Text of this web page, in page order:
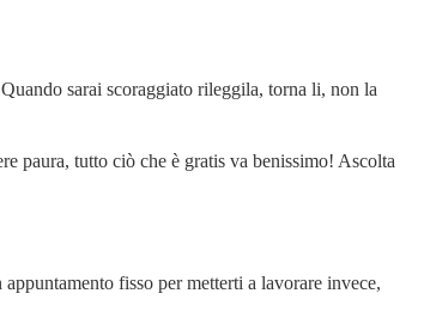
sarai scoraggiato rileggila, torna li, non la
paura, tutto ciò che è gratis va benissimo! Ascolta
fisso per metterti a lavorare invece,